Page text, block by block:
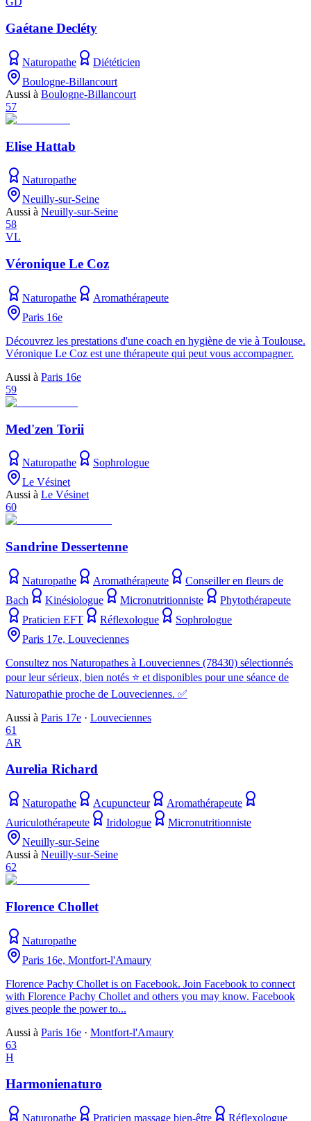
Gaétane Decléty
Naturopathe
Diététicien
Boulogne-Billancourt
Aussi à Boulogne-Billancourt
57
Elise Hattab
Naturopathe
Neuilly-sur-Seine
Aussi à Neuilly-sur-Seine
58
VL
Véronique Le Coz
Naturopathe
Aromathérapeute
Paris 16e
Découvrez les prestations d'une coach en hygiène de vie à Toulouse.
Véronique Le Coz est une thérapeute qui peut vous accompagner.
Aussi à Paris 16e
59
Med'zen Torii
Naturopathe
Sophrologue
Le Vésinet
Aussi à Le Vésinet
60
Sandrine Dessertenne
Naturopathe Aromathérapeute
Conseiller en fleurs de
Bach
Kinésiologue Micronutritionniste
Phytothérapeute
Praticien EFT
Réflexologue
Sophrologue
Paris 17e, Louveciennes
Consultez nos Naturopathes à Louveciennes (78430) sélectionnés
pour leur sérieux, bien notés ⭐ et disponibles pour une séance de
Naturopathie proche de Louveciennes. ✅
Aussi à Paris 17e · Louveciennes
61
AR
Aurelia Richard
Naturopathe Acupuncteur
Aromathérapeute
Auriculothérapeute
Iridologue
Micronutritionniste
Neuilly-sur-Seine
Aussi à Neuilly-sur-Seine
62
Florence Chollet
Naturopathe
Paris 16e, Montfort-l'Amaury
Florence Pachy Chollet is on Facebook. Join Facebook to connect
with Florence Pachy Chollet and others you may know. Facebook
gives people the power to...
Aussi à Paris 16e · Montfort-l'Amaury
63
H
Harmonienaturo
Naturopathe Praticien massage bien-être Réflexologue